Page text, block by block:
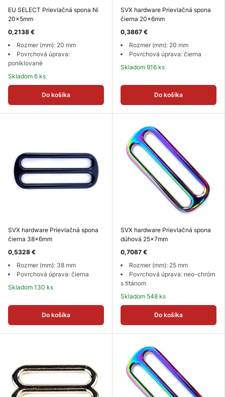
EU SELECT Prievlačná spona Ni
20x5mm
0,2138 €
Rozmer (mm): 20 mm
Povrchová úprava:
poniklované
Skladom 6 ks
Do košíka
SVX hardware Prievlačná spona
čierna 20x6mm
0,3867 €
Rozmer (mm): 20 mm
Povrchová úprava: čierna
Skladom 916 ks
Do košíka
SVX hardware Prievlačná spona
čierna 38x6mm
0,5328 €
Rozmer (mm): 38 mm
Povrchová úprava: čierna
Skladom 130 ks
Do košíka
SVX hardware Prievlačná spona
dúhová 25x7mm
0,7087 €
Rozmer (mm): 25 mm
Povrchová úprava: neo-chróm
s titánom
Skladom 548 ks
Do košíka